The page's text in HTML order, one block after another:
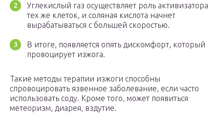
Углекислый газ осуществляет роль активизатора
тех же клеток, и соляная кислота начнет
вырабатываться с большей скоростью.
В итоге, появляется опять дискомфорт, который
провоцирует изжога.
Такие методы терапии изжоги способны
спровоцировать язвенное заболевание, если часто
использовать соду. Кроме того, может появиться
метеоризм, диарея, вздутие.